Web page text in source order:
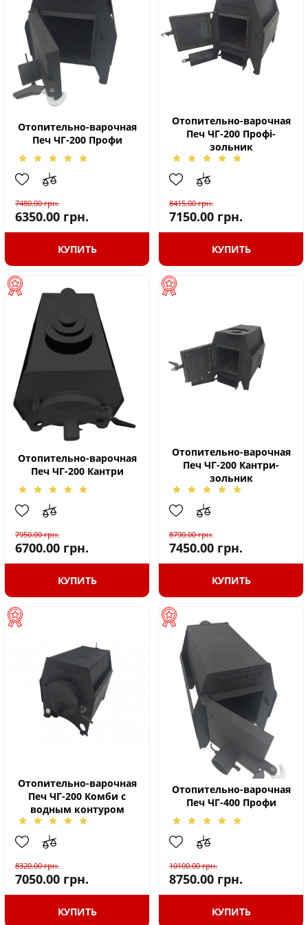
Отопительно-варочная
Печ ЧГ-200 Профи
7480.00грн.
6350.00 грн.
КУПИТЬ
Отопительно-варочная
Печ ЧГ-200 Профі-
зольник
8415.00грн.
7150.00 грн.
КУПИТЬ
Отопительно-варочная
Печ ЧГ-200 Кантри
7950.00грн.
6700.00 грн.
КУПИТЬ
Отопительно-варочная
Печ ЧГ-200 Кантри-
зольник
8790.00грн.
7450.00 грн.
КУПИТЬ
Отопительно-варочная
Печ ЧГ-200 Комби с
водным контуром
8320.00грн.
7050.00 грн.
КУПИТЬ
Отопительно-варочная
Печ ЧГ-400 Профи
10100.00грн.
8750.00 грн.
КУПИТЬ